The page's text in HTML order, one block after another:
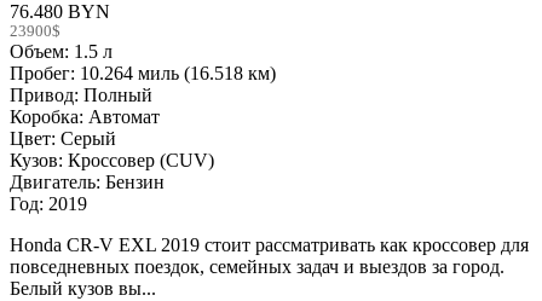
76.480 BYN
23900$
Объем: 1.5 л
Пробег: 10.264 миль (16.518 км)
Привод: Полный
Коробка: Автомат
Цвет: Серый
Кузов: Кроссовер (CUV)
Двигатель: Бензин
Год: 2019
Honda CR-V EXL 2019 стоит рассматривать как кроссовер для
повседневных поездок, семейных задач и выездов за город.
Белый кузов вы...